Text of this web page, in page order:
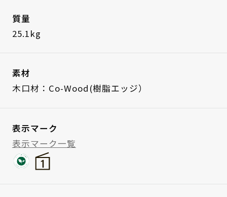
質量
25.1kg
素材
木口材：Co-Wood(樹脂エッジ）
表示マーク
表示マーク一覧